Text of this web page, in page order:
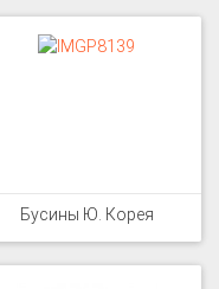
Бусины Ю. Корея